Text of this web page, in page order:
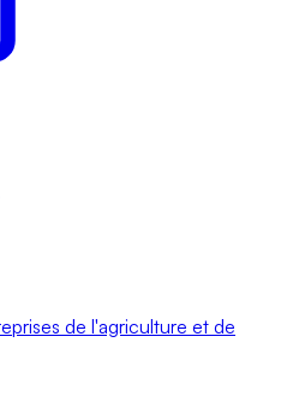
de l'agriculture et de